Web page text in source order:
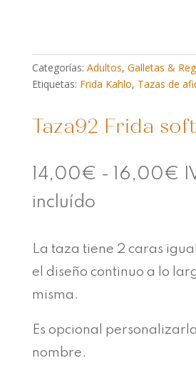
Categorías: Adultos, Galletas &
Etiquetas: Frida Kahlo, Tazas de
Taza92 Frida soft
14,00€ - 16,00€
incluído
La taza tiene 2 caras
el diseño continuo a lo
misma.
Es opcional
nombre.